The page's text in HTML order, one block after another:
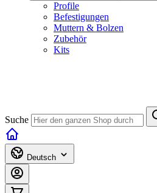
Profile
Befestigungen
Muttern & Bolzen
Zubehör
Kits
Suche
Deutsch